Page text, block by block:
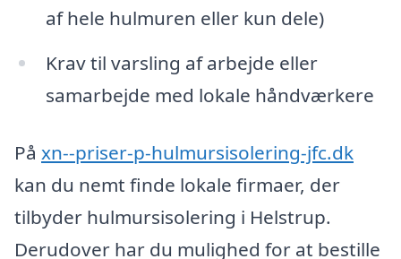
af hele hulmuren eller kun dele)
Krav til varsling af arbejde eller
samarbejde med lokale håndværkere
På xn--priser-p-hulmursisolering-jfc.dk
kan du nemt finde lokale firmaer, der
tilbyder hulmursisolering i Helstrup.
Derudover har du mulighed for at bestille